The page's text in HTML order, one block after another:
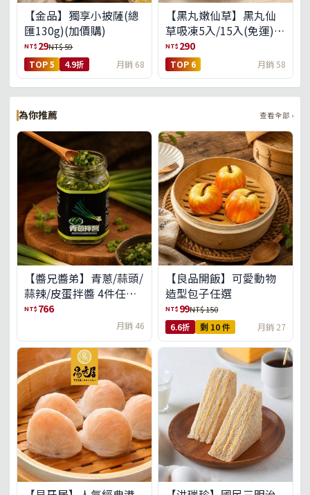
【金品】獨享小披薩(總
匯130g)(加價購)
NT$ 29NT$ 59
TOP 5 4.9折 月銷 68
【黑丸嫩仙草】黑丸仙
草吸凍5入/15入(免運)
(預購中8/14出貨)
NT$ 290
TOP 6 月銷 58
為你推薦 查看全部 ›
【醬兄醬弟】青蔥/蒜頭/
蒜辣/皮蛋拌醬 4件任選
(免運組)
NT$ 766
月銷 46
【良品開飯】可愛動物
造型包子任選
NT$ 99NT$ 150
6.6折 剩 10 件 月銷 27